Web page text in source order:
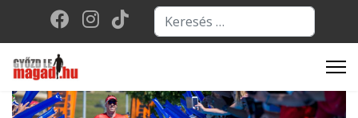
Keresés...
Type 2 or more